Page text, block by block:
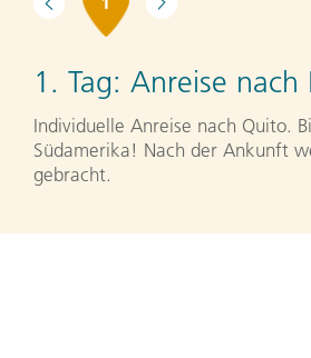
1. Tag: Anreise nach
Individuelle Anreise nach Quito.
Südamerika! Nach der Ankunft
gebracht.